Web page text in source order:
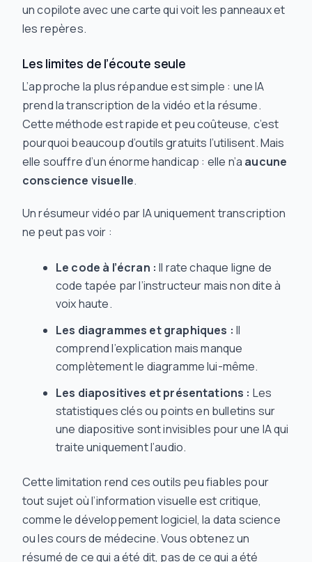
un copilote avec une carte qui voit les panneaux et
les repères.
Les limites de l’écoute seule
L’approche la plus répandue est simple : une IA
prend la transcription de la vidéo et la résume.
Cette méthode est rapide et peu coûteuse, c’est
pourquoi beaucoup d’outils gratuits l’utilisent. Mais
elle souffre d’un énorme handicap : elle n’a aucune
conscience visuelle.
Un résumeur vidéo par IA uniquement transcription
ne peut pas voir :
Le code à l’écran : Il rate chaque ligne de
code tapée par l’instructeur mais non dite à
voix haute.
Les diagrammes et graphiques : Il
comprend l’explication mais manque
complètement le diagramme lui-même.
Les diapositives et présentations : Les
statistiques clés ou points en bulletins sur
une diapositive sont invisibles pour une IA qui
traite uniquement l’audio.
Cette limitation rend ces outils peu fiables pour
tout sujet où l’information visuelle est critique,
comme le développement logiciel, la data science
ou les cours de médecine. Vous obtenez un
résumé de ce qui aété dit, pas de ce qui aété